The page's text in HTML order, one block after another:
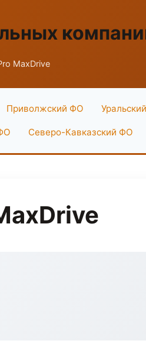
MaxDrive
Приволжский ФО
Северо-Кавказский ФО